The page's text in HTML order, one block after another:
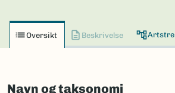
Oversikt Beskrivelse Artstre
Navn og taksonomi